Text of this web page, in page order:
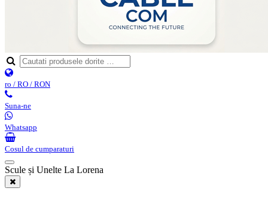
ro / RO / RON
Suna-ne
Whatsapp
Cosul de cumparaturi
Scule și Unelte La Lorena